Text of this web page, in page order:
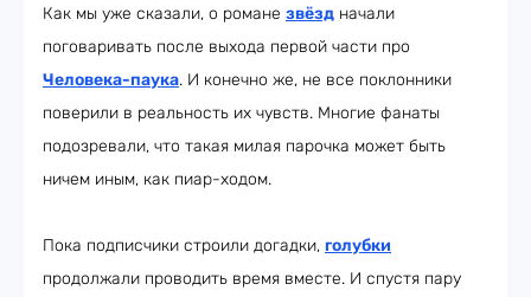
Как мы уже сказали, о романе звёзд начали
поговаривать после выхода первой части про
Человека-паука. И конечно же, не все поклонники
поверили в реальность их чувств. Многие фанаты
подозревали, что такая милая парочка может быть
ничем иным, как пиар-ходом.
Пока подписчики строили догадки, голубки
продолжали проводить время вместе. И спустя пару